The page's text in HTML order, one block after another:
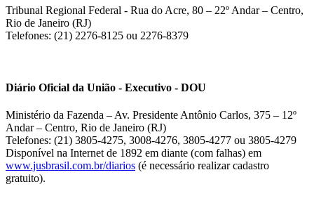
Tribunal Regional Federal - Rua do Acre, 80 – 22º Andar – Centro,
Rio de Janeiro (RJ)
Telefones: (21) 2276-8125 ou 2276-8379
Diário Oficial da União - Executivo - DOU
Ministério da Fazenda – Av. Presidente Antônio Carlos, 375 – 12º
Andar – Centro, Rio de Janeiro (RJ)
Telefones: (21) 3805-4275, 3008-4276, 3805-4277 ou 3805-4279
Disponível na Internet de 1892 em diante (com falhas) em
www.jusbrasil.com.br/diarios (é necessário realizar cadastro
gratuito).